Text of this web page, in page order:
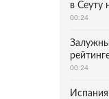
в Сеуту
00:24
00:24